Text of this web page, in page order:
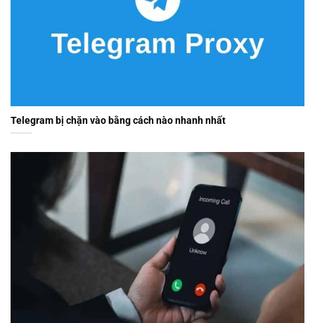
Telegram bị chặn vào bằng cách nào nhanh nhất